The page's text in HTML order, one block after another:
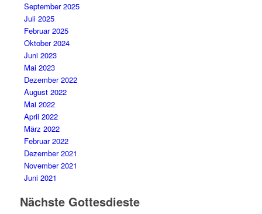
September 2025
Juli 2025
Februar 2025
Oktober 2024
Juni 2023
Mai 2023
Dezember 2022
August 2022
Mai 2022
April 2022
März 2022
Februar 2022
Dezember 2021
November 2021
Juni 2021
Nächste Gottesdieste